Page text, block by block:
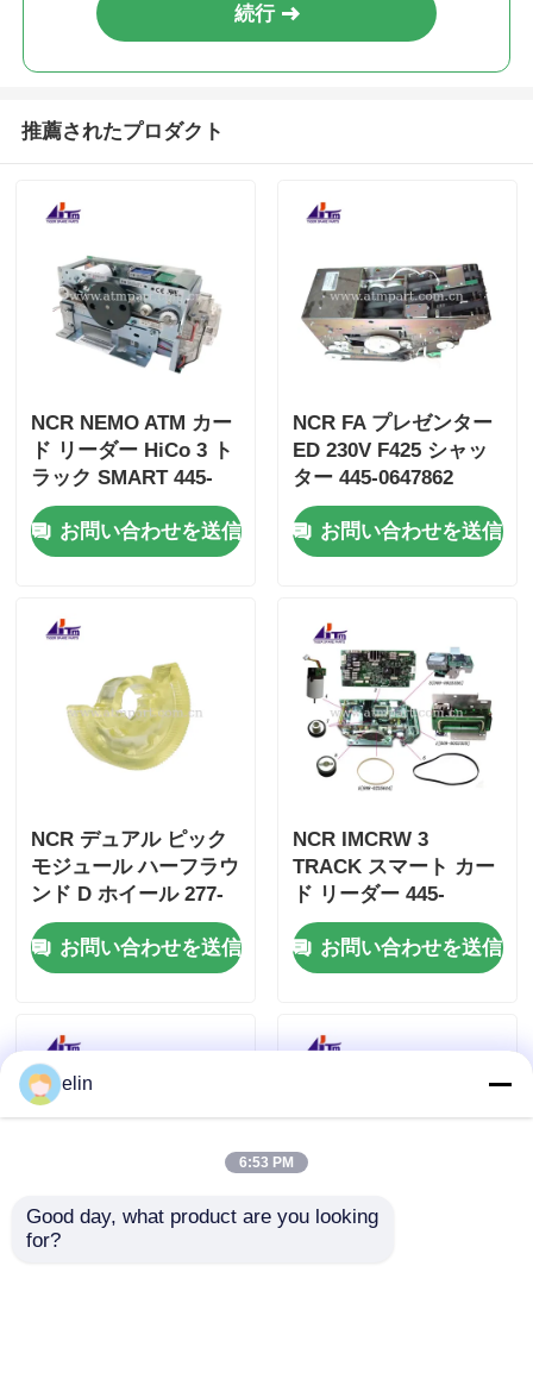
続行
推薦されたプロダクト
NCR NEMO ATM カー
ド リーダー HiCo 3 ト
ラック SMART 445-
0765159 4450765159
お問い合わせを送信
NCR FA プレゼンター
ED 230V F425 シャッ
ター 445-0647862
4450647862
お問い合わせを送信
NCR デュアル ピック
モジュール ハーフラウ
ンド D ホイール 277-
0008939 445-0737509
445-0592170
お問い合わせを送信
NCR IMCRW 3
TRACK スマート カー
ド リーダー 445-
0664129 445-0664130
お問い合わせを送信
elin
6:53 PM
Good day, what product are you looking
for?